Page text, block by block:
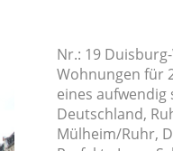
Nr.: 19
Wohnungen für
eines aufwendig
Deutschland,
Mülheim/Ruhr,